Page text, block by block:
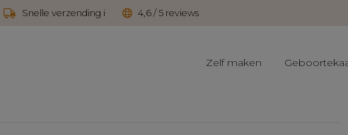
Snelle verzending i 4,6 / 5 reviews
Zelf maken